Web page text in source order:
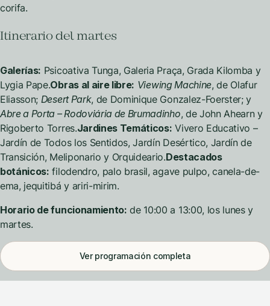
corifa.
Itinerario del martes
Galerías: Psicoativa Tunga, Galeria Praça, Grada Kilomba y
Lygia Pape.Obras al aire libre: Viewing Machine, de Olafur
Eliasson; Desert Park, de Dominique Gonzalez-Foerster; y
Abre a Porta – Rodoviária de Brumadinho, de John Ahearn y
Rigoberto Torres.Jardines Temáticos: Vivero Educativo –
Jardín de Todos los Sentidos, Jardín Desértico, Jardín de
Transición, Meliponario y Orquideario.Destacados
botánicos: filodendro, palo brasil, agave pulpo, canela-de-
ema, jequitibá y ariri-mirim.
Horario de funcionamiento: de 10:00 a 13:00, los lunes y
martes.
Ver programación completa